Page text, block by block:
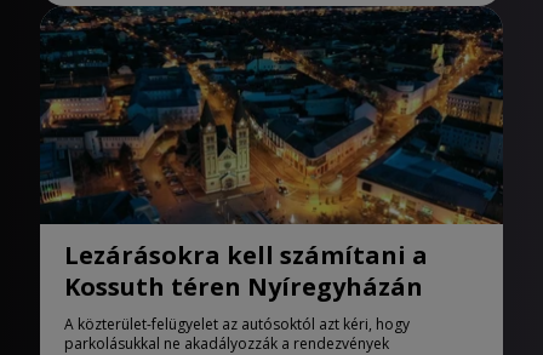
Lezárásokra kell számítani a
Kossuth téren Nyíregyházán
A közterület-felügyelet az autósoktól azt kéri, hogy
parkolásukkal ne akadályozzák a rendezvények